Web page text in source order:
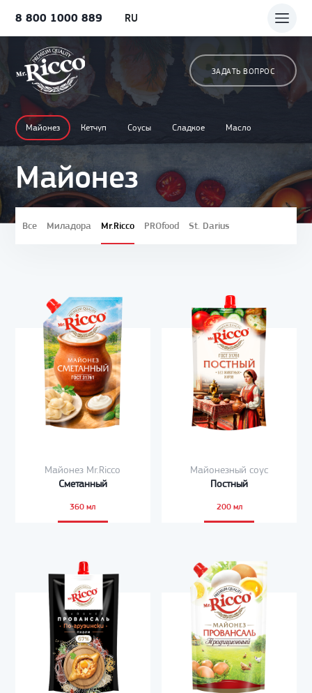
8 800 1000 889 RU
ЗАДАТЬ ВОПРОС
Майонез Кетчуп Соусы Сладкое Масло
Майонез
Все Миладора Mr.Ricco PROfood St. Darius
Майонез Mr.Ricco
Сметанный
360 мл
Майонезный соус
Постный
200 мл